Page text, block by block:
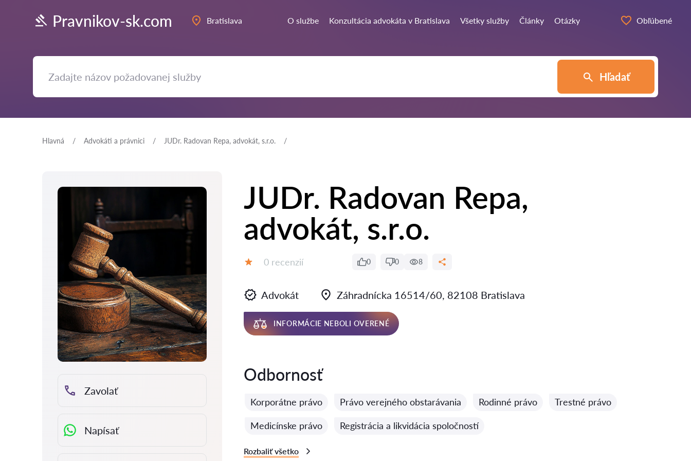
Pravnikov-sk.com Bratislava O službe Konzultácia advokáta v Bratislava Všetky služby Články Otázky Obľúbené
Hľadať
Hlavná Аdvokáti a právnici JUDr. Radovan Repa, advokát, s.r.o.
Zavolať
Napísať
JUDr. Radovan Repa,
advokát, s.r.o.
Recenzií:
0 recenzií 0 0 8
Advokát Záhradnícka 16514/60, 82108 Bratislava
INFORMÁCIE NEBOLI OVERENÉ
Odbornosť
Korporátne právo Právo verejného obstarávania Rodinné právo Trestné právo
Medicínske právo Registrácia a likvidácia spoločností
Rozbaliť všetko